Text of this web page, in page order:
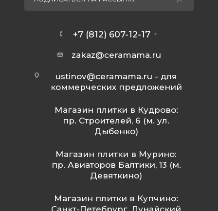
+7 (812) 607-12-17
zakaz@ceramama.ru
ustinov@ceramama.ru - для
коммерческих предложений
Магазин плитки в Кудрово:
пр. Строителей, 6 (м. ул.
Дыбенко)
Магазин плитки в Мурино:
пр. Авиаторов Балтики, 13 (м.
Девяткино)
Магазин плитки в Купчино: